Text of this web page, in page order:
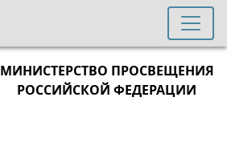
МИНИСТЕРСТВО ПРОСВЕЩЕНИЯ
РОССИЙСКОЙ ФЕДЕРАЦИИ